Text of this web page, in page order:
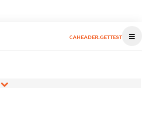
CAHEADER.GETTEST